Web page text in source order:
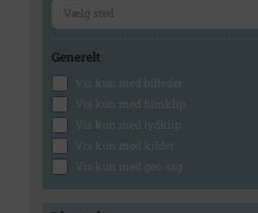
Generelt
Vis kun med billeder
Vis kun med filmklip
Vis kun med lydklip
Vis kun med kilder
Vis kun med geo-tag